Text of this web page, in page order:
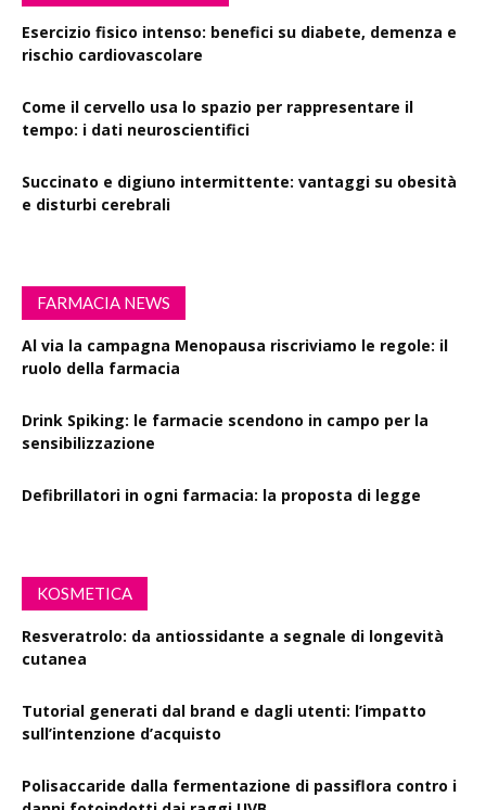
Esercizio fisico intenso: benefici su diabete, demenza e
rischio cardiovascolare
Come il cervello usa lo spazio per rappresentare il
tempo: i dati neuroscientifici
Succinato e digiuno intermittente: vantaggi su obesità
e disturbi cerebrali
FARMACIA NEWS
Al via la campagna Menopausa riscriviamo le regole: il
ruolo della farmacia
Drink Spiking: le farmacie scendono in campo per la
sensibilizzazione
Defibrillatori in ogni farmacia: la proposta di legge
KOSMETICA
Resveratrolo: da antiossidante a segnale di longevità
cutanea
Tutorial generati dal brand e dagli utenti: l’impatto
sull’intenzione d’acquisto
Polisaccaride dalla fermentazione di passiflora contro i